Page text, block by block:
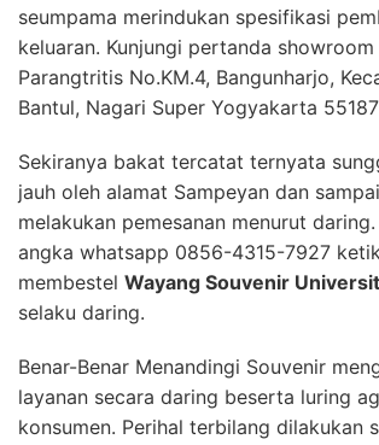
seumpama merindukan spesifikasi
keluaran. Kunjungi pertanda
Parangtritis No.KM.4, Bangunharjo,
Bantul, Nagari Super Yogyakarta 55187
Sekiranya bakat tercatat ternyata
jauh oleh alamat Sampeyan dan
melakukan pemesanan menurut
angka whatsapp 0856-4315-7927
membestel Wayang Souvenir
selaku daring.
Benar-Benar Menandingi Souvenir
layanan secara daring beserta luring
konsumen. Perihal terbilang dilakukan